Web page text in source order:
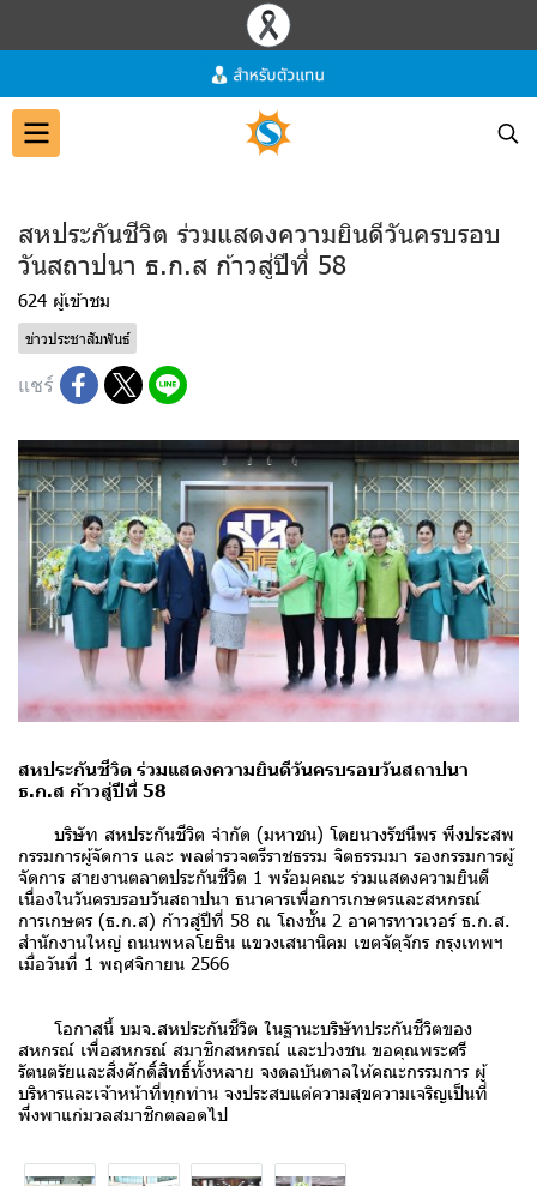
สหประกันชีวิต ร่วมแสดงความยินดีวันครบรอบ
วันสถาปนา ธ.ก.ส ก้าวสู่ปีที่ 58
624 ผู้เข้าชม
ข่าวประชาสัมพันธ์
แชร์
สหประกันชีวิต ร่วมแสดงความยินดีวันครบรอบวันสถาปนา
ธ.ก.ส ก้าวสู่ปีที่ 58
บริษัท สหประกันชีวิต จำกัด (มหาชน) โดยนางรัชนีพร พึงประสพ
กรรมการผู้จัดการ และ พลตำรวจตรีราชธรรม จิตธรรมมา รองกรรมการผู้
จัดการ สายงานตลาดประกันชีวิต 1 พร้อมคณะ ร่วมแสดงความยินดี
เนื่องในวันครบรอบวันสถาปนา ธนาคารเพื่อการเกษตรและสหกรณ์
การเกษตร (ธ.ก.ส) ก้าวสู่ปีที่ 58 ณ โถงชั้น 2 อาคารทาวเวอร์ ธ.ก.ส.
สำนักงานใหญ่ ถนนพหลโยธิน แขวงเสนานิคม เขตจัตุจักร กรุงเทพฯ
เมื่อวันที่ 1 พฤศจิกายน 2566
โอกาสนี้ บมจ.สหประกันชีวิต ในฐานะบริษัทประกันชีวิตของ
สหกรณ์ เพื่อสหกรณ์ สมาชิกสหกรณ์ และปวงชน ขอคุณพระศรี
รัตนตรัยและสิ่งศักดิ์สิทธิ์ทั้งหลาย จงดลบันดาลให้คณะกรรมการ ผู้
บริหารและเจ้าหน้าที่ทุกท่าน จงประสบแต่ความสุขความเจริญเป็นที่
พึ่งพาแก่มวลสมาชิกตลอดไป